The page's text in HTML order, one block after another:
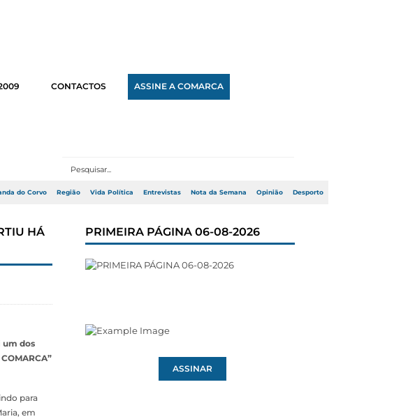
CONTACTOS ASSINE A COMARCA
do Corvo Região Vida Política Entrevistas Nota da Semana Opinião Desporto
HÁ
um dos
para
em
PRIMEIRA PÁGINA 06-08-2026
ASSINAR